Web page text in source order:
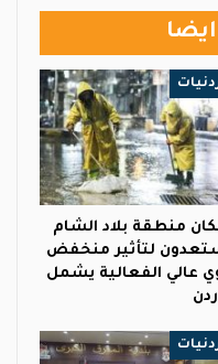
منطقة بلاد الشام
لتأثير منخفض
عالي الفعالية يشمل